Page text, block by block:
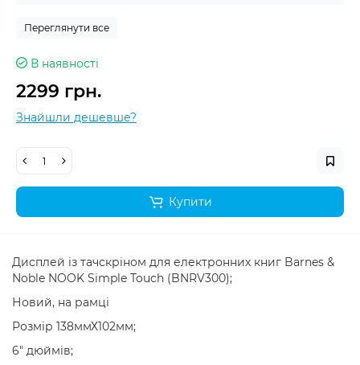
Переглянути все
В наявності
2299 грн.
Знайшли дешевше?
Купити
Дисплей із тачскріном для електронних книг Barnes &
Noble NOOK Simple Touch (BNRV300);
Новий, на рамці
Розмір 138ммХ102мм;
6" дюймів;